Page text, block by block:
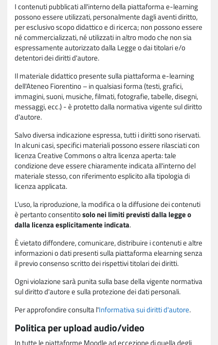
I contenuti pubblicati all'interno della piattaforma e-learning
possono essere utilizzati, personalmente dagli aventi diritto,
per esclusivo scopo didattico e di ricerca; non possono essere
né commercializzati, né utilizzati in altro modo che non sia
espressamente autorizzato dalla Legge o dai titolari e/o
detentori dei diritti d'autore.
Il materiale didattico presente sulla piattaforma e-learning
dell'Ateneo Fiorentino – in qualsiasi forma (testi, grafici,
immagini, suoni, musiche, filmati, fotografie, tabelle, disegni,
messaggi, ecc.) - è protetto dalla normativa vigente sul diritto
d'autore.
Salvo diversa indicazione espressa, tutti i diritti sono riservati.
In alcuni casi, specifici materiali possono essere rilasciati con
licenza Creative Commons o altra licenza aperta: tale
condizione deve essere chiaramente indicata all'interno del
materiale stesso, con riferimento esplicito alla tipologia di
licenza applicata.
L'uso, la riproduzione, la modifica o la diffusione dei contenuti
è pertanto consentitosolo nei limiti previsti dalla legge o
dalla licenza esplicitamente indicata.
È vietato diffondere, comunicare, distribuire i contenuti e altre
informazioni o dati presenti sulla piattaforma elearning senza
il previo consenso scritto dei rispettivi titolari dei diritti.
Ogni violazione sarà punita sulla base della vigente normativa
sul diritto d'autore e sulla protezione dei dati personali.
Per approfondire consulta l'Informativa sui diritti d'autore.
Politica per upload audio/video
In tutte le piattaforme Moodle ad eccezione di quella degli